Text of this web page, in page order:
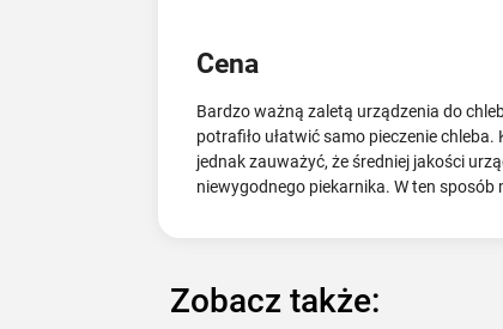
Cena
Bardzo ważną zaletą urządzenia do
potrafiło ułatwić samo pieczenie
jednak zauważyć, że średniej jakości
niewygodnego piekarnika. W ten sposób
Zobacz także: